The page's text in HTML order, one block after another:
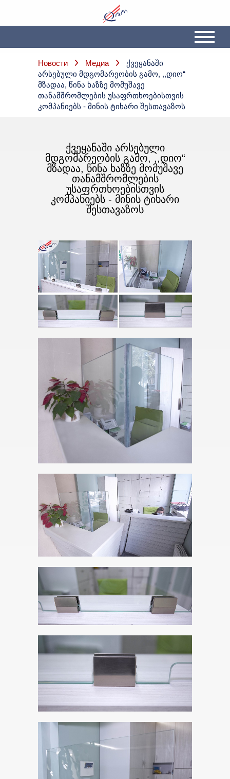
Новости Медиа
Ქვეყანაში
Არსებული Მდგომარეობის Გამო, ,,დიო“
Მზადაა, Წინა Ხაზზე Მომუშავე
Თანამშრომლების Უსაფრთხოებისთვის
Კომპანიებს - Მინის Ტიხარი Შესთავაზოს
ᲥᲕᲔᲧᲐᲜᲐᲨᲘ ᲐᲠᲡᲔᲑᲣᲚᲘ
ᲛᲓᲒᲝᲛᲐᲠᲔᲝᲑᲘᲡ ᲒᲐᲛᲝ, ,,ᲓᲘᲝ“
ᲛᲖᲐᲓᲐᲐ, ᲬᲘᲜᲐ ᲮᲐᲖᲖᲔ ᲛᲝᲛᲣᲨᲐᲕᲔ
ᲗᲐᲜᲐᲛᲨᲠᲝᲛᲚᲔᲑᲘᲡ
ᲣᲡᲐᲤᲠᲗᲮᲝᲔᲑᲘᲡᲗᲕᲘᲡ
ᲙᲝᲛᲞᲐᲜᲘᲔᲑᲡ - ᲛᲘᲜᲘᲡ ᲢᲘᲮᲐᲠᲘ
ᲨᲔᲡᲗᲐᲕᲐᲖᲝᲡ